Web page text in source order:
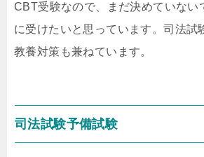
CBT受験なので、まだ決めていない
に受けたいと思っています。司法試
教養対策も兼ねています。
司法試験予備試験